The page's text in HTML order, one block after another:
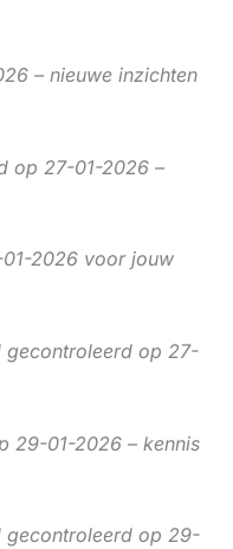
– nieuwe inzichten
op 27-01-2026 –
2026 voor jouw
gecontroleerd op 27-
29-01-2026 – kennis
gecontroleerd op 29-